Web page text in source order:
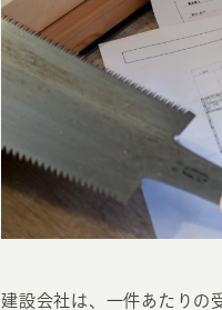
建設会社は、一件あたりの